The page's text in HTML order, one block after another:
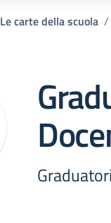
Le carte della scuola